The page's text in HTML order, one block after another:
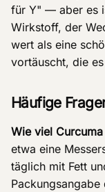
für Y" — aber es
Wirkstoff, der
wert als eine
vortäuscht, die
Häufige
Wie viel
etwa eine
täglich mit Fett